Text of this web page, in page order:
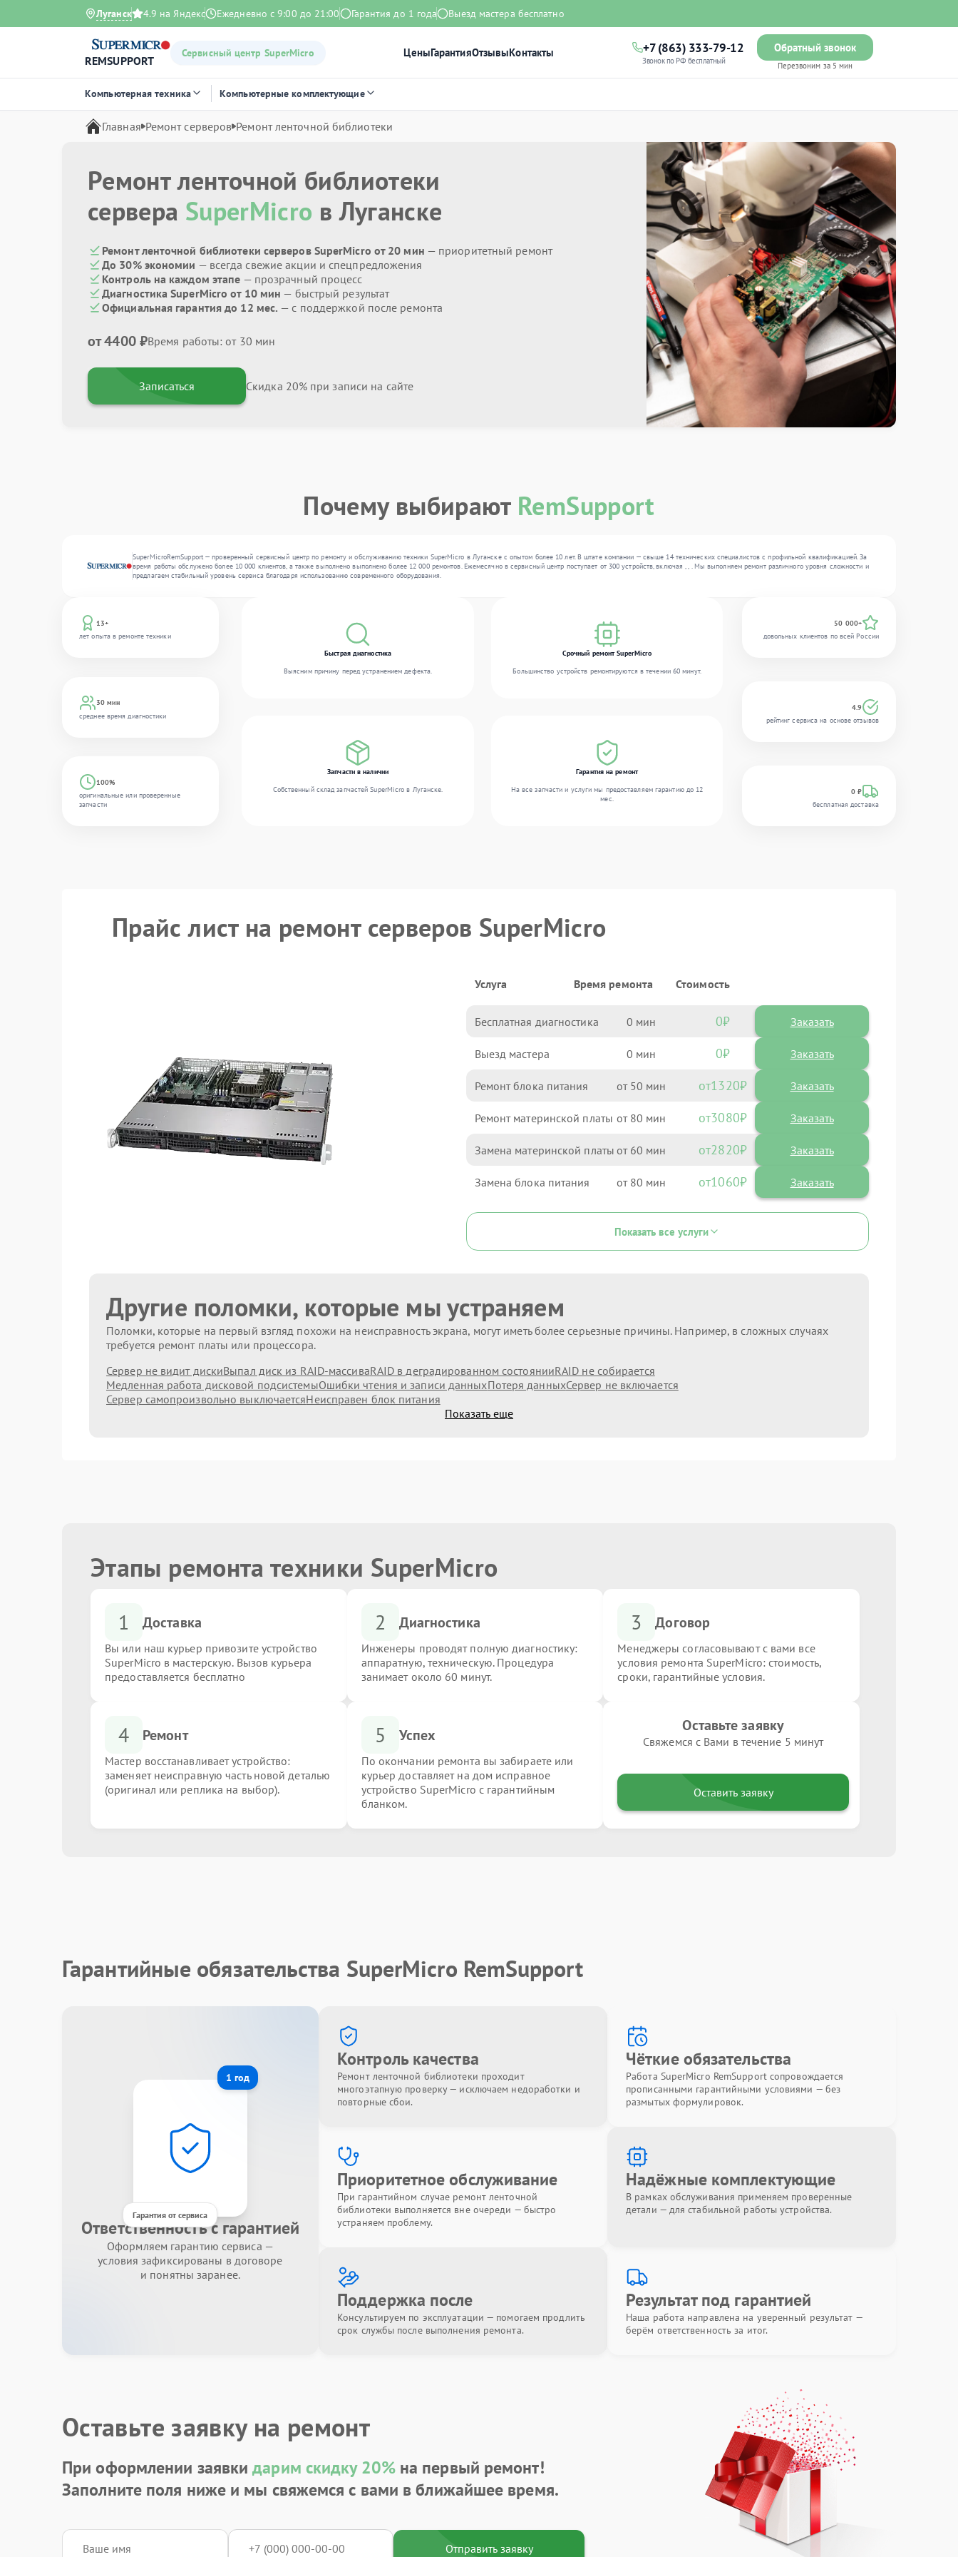
Луганск 4.9 на Яндекс Ежедневно с 9:00 до 21:00 Гарантия до 1 года Выезд мастера бесплатно
REMSUPPORT
Сервисный центр SuperMicro ЦеныГарантияОтзывыКонтакты +7 (863) 333-79-12
Звонок по РФ бесплатный
Обратный звонок
Перезвоним за 5 мин
Компьютерная техника Компьютерные комплектующие
Главная Ремонт серверов Ремонт ленточной библиотеки
Ремонт ленточной библиотеки
сервера SuperMicro в Луганске
Ремонт ленточной библиотеки серверов SuperMicro от 20 мин — приоритетный ремонт
До 30% экономии — всегда свежие акции и спецпредложения
Контроль на каждом этапе — прозрачный процесс
Диагностика SuperMicro от 10 мин — быстрый результат
Официальная гарантия до 12 мес. — с поддержкой после ремонта
от 4400 ₽Время работы: от 30 мин
Записаться Скидка 20% при записи на сайте
Почему выбирают RemSupport
SuperMicroRemSupport — проверенный сервисный центр по ремонту и обслуживанию техники SuperMicro в Луганске с опытом более 10 лет. В штате компании — свыше 14 технических специалистов с профильной квалификацией. За
время работы обслужено более 10 000 клиентов, а также выполнено выполнено более 12 000 ремонтов. Ежемесячно в сервисный центр поступает от 300 устройств, включая , , . Мы выполняем ремонт различного уровня сложности и
предлагаем стабильный уровень сервиса благодаря использованию современного оборудования.
13+
лет опыта в ремонте техники
30 мин
среднее время диагностики
100%
оригинальные или проверенные
запчасти
Быстрая диагностика
Выясним причину перед устранением дефекта.
Срочный ремонт SuperMicro
Большинство устройств ремонтируются в течении 60 минут.
Запчасти в наличии
Собственный склад запчастей SuperMicro в Луганске.
Гарантия на ремонт
На все запчасти и услуги мы предоставляем гарантию до 12
мес.
50 000+
довольных клиентов по всей России
4.9
рейтинг сервиса на основе отзывов
0 ₽
бесплатная доставка
Прайс лист на ремонт серверов SuperMicro
Услуга Время ремонта Стоимость
Бесплатная диагностика 0 0 Заказать
Выезд мастера 0 0 Заказать
Ремонт блока питания 50 1320
Ремонт материнской платы 80 3080
Замена материнской платы 60 2820
Замена блока питания 80 1060
Показать все услуги
Другие поломки, которые мы устраняем
Поломки, которые на первый взгляд похожи на неисправность экрана, могут иметь более серьезные причины. Например, в сложных случаях
требуется ремонт платы или процессора.
Сервер не видит дискиВыпал диск из RAID-массиваRAID в деградированном состоянииRAID не собирается
Медленная работа дисковой подсистемыОшибки чтения и записи данныхПотеря данныхСервер не включается
Сервер самопроизвольно выключаетсяНеисправен блок питания
Показать еще
Этапы ремонта техники SuperMicro
1 Доставка
Вы или наш курьер привозите устройство
SuperMicro в мастерскую. Вызов курьера
предоставляется бесплатно
2 Диагностика
Инженеры проводят полную диагностику:
аппаратную, техническую. Процедура
занимает около 60 минут.
3 Договор
Менеджеры согласовывают с вами все
условия ремонта SuperMicro: стоимость,
сроки, гарантийные условия.
4 Ремонт
Мастер восстанавливает устройство:
заменяет неисправную часть новой деталью
(оригинал или реплика на выбор).
5 Успех
По окончании ремонта вы забираете или
курьер доставляет на дом исправное
устройство SuperMicro с гарантийным
бланком.
Оставьте заявку
Свяжемся с Вами в течение 5 минут
Оставить заявку
Гарантийные обязательства SuperMicro RemSupport
1 год
Гарантия от сервиса
Ответственность с гарантией
Оформляем гарантию сервиса —
условия зафиксированы в договоре
и понятны заранее.
Контроль качества
Ремонт ленточной библиотеки проходит
многоэтапную проверку — исключаем недоработки и
повторные сбои.
Чёткие обязательства
Работа SuperMicro RemSupport сопровождается
прописанными гарантийными условиями — без
размытых формулировок.
Приоритетное обслуживание
При гарантийном случае ремонт ленточной
библиотеки выполняется вне очереди — быстро
устраняем проблему.
Надёжные комплектующие
В рамках обслуживания применяем проверенные
детали — для стабильной работы устройства.
Поддержка после
Консультируем по эксплуатации — помогаем продлить
срок службы после выполнения ремонта.
Результат под гарантией
Наша работа направлена на уверенный результат —
берём ответственность за итог.
Оставьте заявку на ремонт
При оформлении заявкидарим скидку 20%на первый ремонт!
Заполните поля ниже и мы свяжемся с вами в ближайшее время.
Отправить заявку